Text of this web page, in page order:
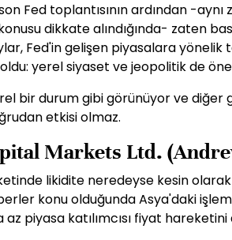
Fed toplantısının ardından -
dikkate alındığında- zaten
Fed'in gelişen piyasalara yönelik
oldu: yerel siyaset ve jeopolitik de
bir durum gibi görünüyor ve diğer
etkisi olmaz.
Markets Ltd.
likidite neredeyse kesin
konu olduğunda Asya'daki
piyasa katılımcısı fiyat hareketini